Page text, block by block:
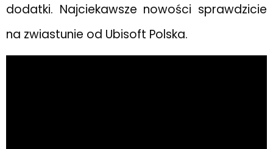
dodatki. Najciekawsze nowości sprawdzicie
na zwiastunie od Ubisoft Polska.